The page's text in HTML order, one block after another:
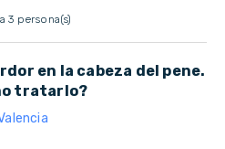
3 persona(s)
en la cabeza del pene.
tratarlo?